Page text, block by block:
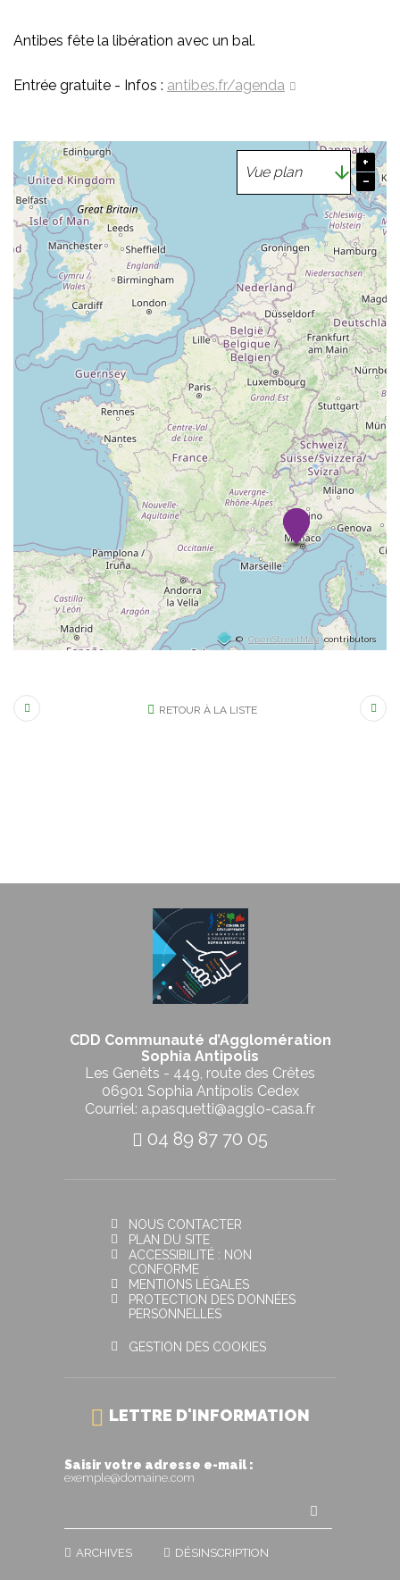
Antibes fête la libération avec un bal.
Entrée gratuite - Infos : antibes.fr/agenda
© OpenStreetMap contributors
+
−
RETOUR À LA LISTE
CDD Communauté d’Agglomération
Sophia Antipolis
Les Genêts - 449, route des Crêtes
06901 Sophia Antipolis Cedex
Courriel: a.pasquetti@agglo-casa.fr
04 89 87 70 05
NOUS CONTACTER
PLAN DU SITE
ACCESSIBILITÉ : NON
CONFORME
MENTIONS LÉGALES
PROTECTION DES DONNÉES
PERSONNELLES
GESTION DES COOKIES
LETTRE D'INFORMATION
Saisir votre adresse e-mail :
exemple@domaine.com
ARCHIVES DÉSINSCRIPTION